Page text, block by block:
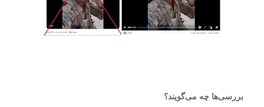
بررسی‌ها چه می‌گویند؟